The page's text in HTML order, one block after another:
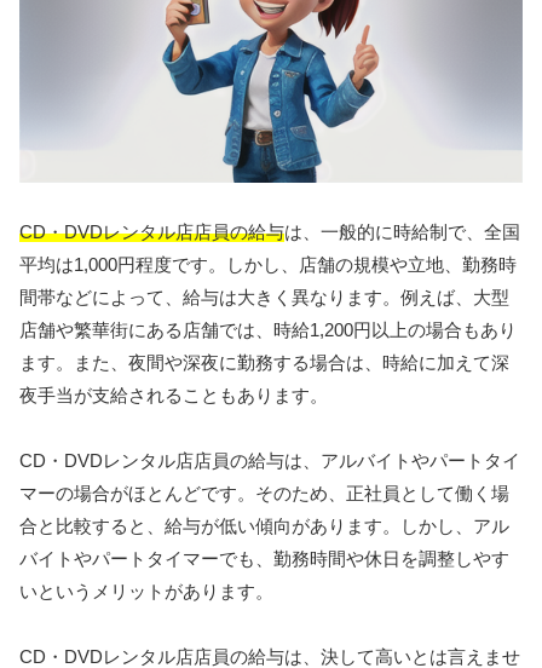
CD・DVDレンタル店店員の給与は、一般的に時給制で、全国
平均は1,000円程度です。しかし、店舗の規模や立地、勤務時
間帯などによって、給与は大きく異なります。例えば、大型
店舗や繁華街にある店舗では、時給1,200円以上の場合もあり
ます。また、夜間や深夜に勤務する場合は、時給に加えて深
夜手当が支給されることもあります。
CD・DVDレンタル店店員の給与は、アルバイトやパートタイ
マーの場合がほとんどです。そのため、正社員として働く場
合と比較すると、給与が低い傾向があります。しかし、アル
バイトやパートタイマーでも、勤務時間や休日を調整しやす
いというメリットがあります。
CD・DVDレンタル店店員の給与は、決して高いとは言えませ